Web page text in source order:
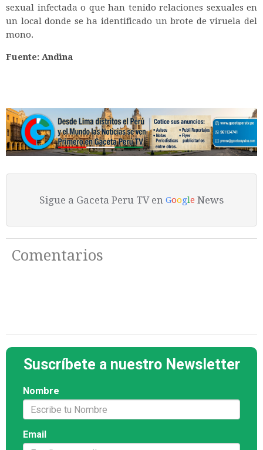
sexual infectada o que han tenido relaciones sexuales en
un local donde se ha identificado un brote de viruela del
mono.
Fuente: Andina
Sigue a Gaceta Peru TV en Google News
Comentarios
Suscríbete a nuestro Newsletter
Nombre
Email